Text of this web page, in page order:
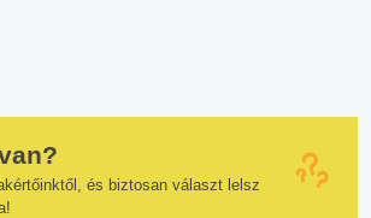
és biztosan választ lelsz